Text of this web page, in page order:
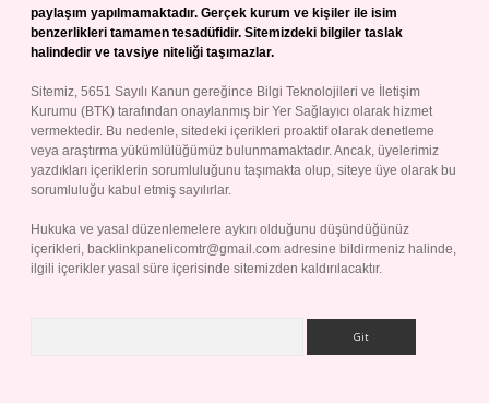
paylaşım yapılmamaktadır. Gerçek kurum ve kişiler ile isim
benzerlikleri tamamen tesadüfidir. Sitemizdeki bilgiler taslak
halindedir ve tavsiye niteliği taşımazlar.
Sitemiz, 5651 Sayılı Kanun gereğince Bilgi Teknolojileri ve İletişim
Kurumu (BTK) tarafından onaylanmış bir Yer Sağlayıcı olarak hizmet
vermektedir. Bu nedenle, sitedeki içerikleri proaktif olarak denetleme
veya araştırma yükümlülüğümüz bulunmamaktadır. Ancak, üyelerimiz
yazdıkları içeriklerin sorumluluğunu taşımakta olup, siteye üye olarak bu
sorumluluğu kabul etmiş sayılırlar.
Hukuka ve yasal düzenlemelere aykırı olduğunu düşündüğünüz
içerikleri, backlinkpanelicomtr@gmail.com adresine bildirmeniz halinde,
ilgili içerikler yasal süre içerisinde sitemizden kaldırılacaktır.